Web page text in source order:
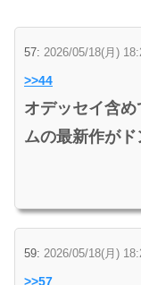
57: 2026/05/18(月)
>>44
オデッセイ含
ムの最新作が
59: 2026/05/18(月)
>>57